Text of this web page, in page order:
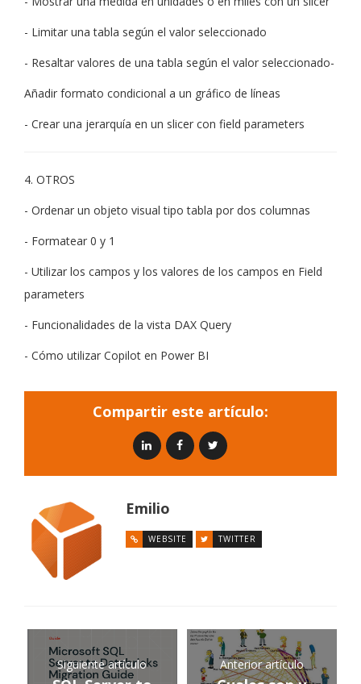
- Limitar una tabla según el valor seleccionado
- Resaltar valores de una tabla según el valor seleccionado-
Añadir formato condicional a un gráfico de líneas
- Crear una jerarquía en un slicer con field parameters
4. OTROS
- Ordenar un objeto visual tipo tabla por dos columnas
- Formatear 0 y 1
- Utilizar los campos y los valores de los campos en Field
parameters
- Funcionalidades de la vista DAX Query
- Cómo utilizar Copilot en Power BI
Compartir este artículo:
Emilio
WEBSITE TWITTER
Siguiente artículo Anterior artículo